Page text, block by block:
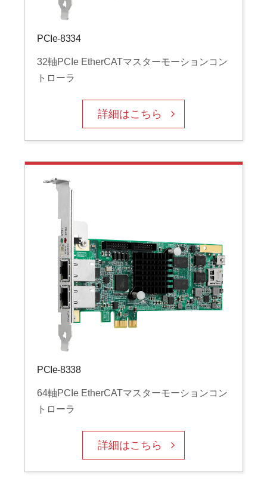
PCIe-8334
32軸PCIe EtherCATマスターモーションコン
トローラ
詳細はこちら
PCIe-8338
64軸PCIe EtherCATマスターモーションコン
トローラ
詳細はこちら